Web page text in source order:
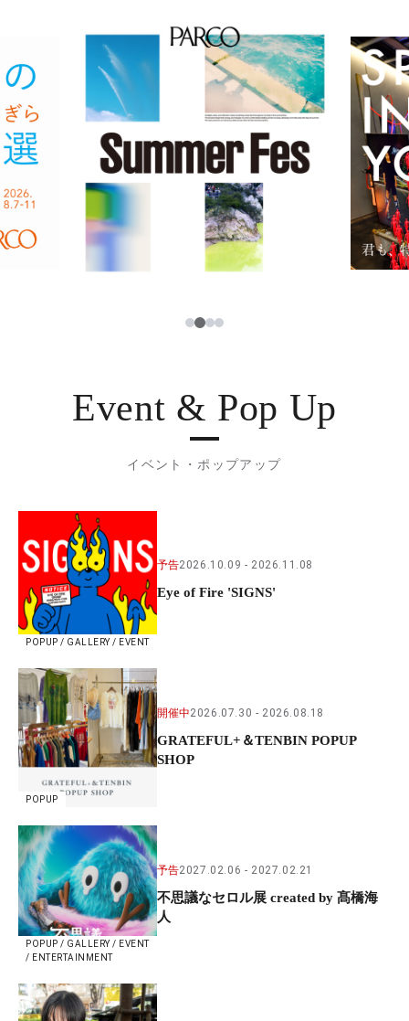
レストラン・カフェ
TAX FREE
PARCOメンバーズ
日本語
123
Event & Pop Up
イベント・ポップアップ
POPUP / GALLERY / EVENT
予告2026.10.09 2026.11.08
Eye of Fire 'SIGNS'
POPUP
開催中2026.07.30 2026.08.18
GRATEFUL+＆TENBIN POPUP
SHOP
POPUP / GALLERY / EVENT
/ ENTERTAINMENT
予告2027.02.06 2027.02.21
不思議なセロル展 created by 髙橋海
人